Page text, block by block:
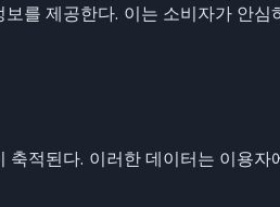
를 제공한다. 이는 소비자가 안
적된다. 이러한 데이터는 이용